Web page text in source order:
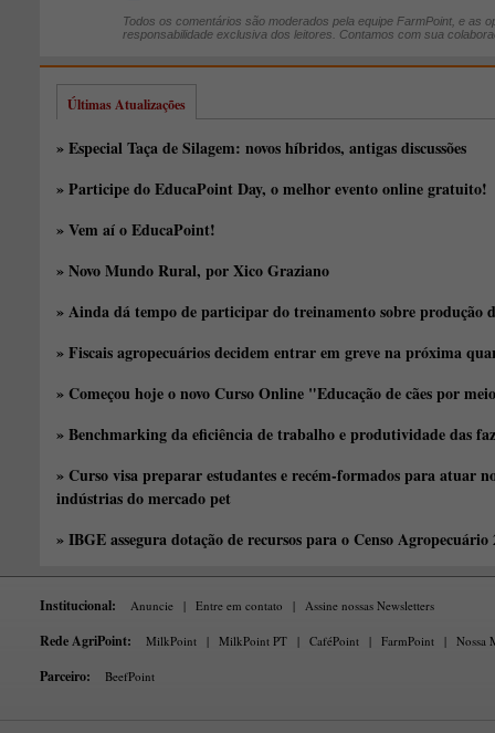
Todos os comentários são moderados pela equipe FarmPoint, e as
responsabilidade exclusiva dos leitores. Contamos com sua
Últimas Atualizações
» Especial Taça de Silagem: novos híbridos, antigas discussões
» Participe do EducaPoint Day, o melhor evento online gratuito!
» Vem aí o EducaPoint!
» Novo Mundo Rural, por Xico Graziano
» Ainda dá tempo de participar do treinamento sobre produção
» Fiscais agropecuários decidem entrar em greve na próxima
» Começou hoje o novo Curso Online "Educação de cães por
» Benchmarking da eficiência de trabalho e produtividade das
» Curso visa preparar estudantes e recém-formados para atuar
indústrias do mercado pet
» IBGE assegura dotação de recursos para o Censo Agropecuário
Institucional: Anuncie | Entre em contato | Assine nossas Newsletters
Rede AgriPoint: MilkPoint | MilkPoint PT | CaféPoint | FarmPoint | Nossa
Parceiro: BeefPoint